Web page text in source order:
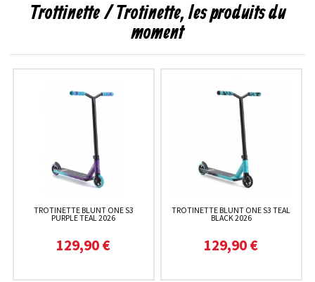
Trottinette / Trotinette, les produits du
moment
TROTINETTE BLUNT ONE S3
PURPLE TEAL 2026
129,90 €
TROTINETTE BLUNT ONE S3 TEAL
BLACK 2026
129,90 €